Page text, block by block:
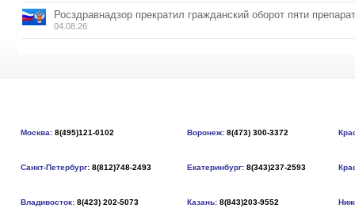
Росздравнадзор прекратил гражданский оборот пяти
04.08.26
Москва: 8(495)121-0102 Воронеж: 8(473) 300-3372
Санкт-Петербург: 8(812)748-2493 Екатеринбург: 8(343)237-2593
Владивосток: 8(423) 202-5073 Казань: 8(843)203-9552